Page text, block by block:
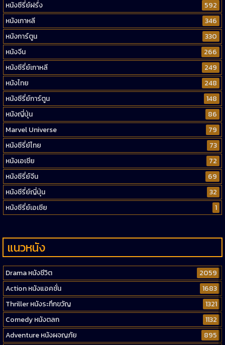
หนังซีรี่ย์ฝรั่ง
592
หนังเกาหลี
346
หนังการ์ตูน
330
หนังจีน
266
หนังซีรี่ย์เกาหลี
249
หนังไทย
248
หนังซีรี่ย์การ์ตูน
148
หนังญี่ปุ่น
86
Marvel Universe
79
หนังซีรี่ย์ไทย
73
หนังเอเชีย
72
หนังซีรี่ย์จีน
69
หนังซีรี่ย์ญี่ปุ่น
32
หนังซีรี่ย์เอเชีย
1
แนวหนัง
Drama หนังชีวิต
2059
Action หนังแอคชั่น
1683
Thriller หนังระทึกขวัญ
1321
Comedy หนังตลก
1132
Adventure หนังผจญภัย
895